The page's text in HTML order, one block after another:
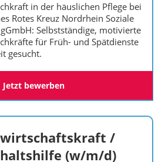
in der häuslichen Pflege bei
Rotes Kreuz Nordrhein Soziale
Selbstständige, motivierte
für Früh- und Spätdienste
gesucht.
Jetzt bewerben
/
(w/m/d)